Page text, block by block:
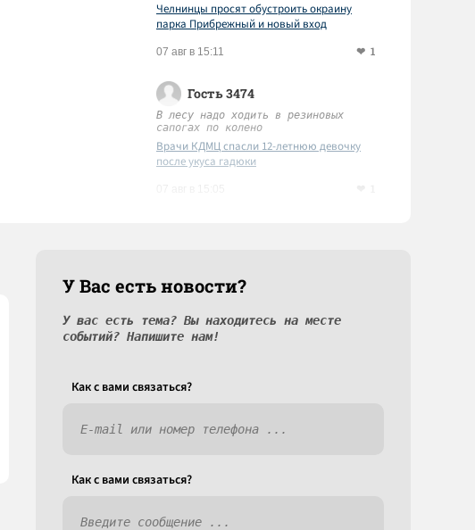
Челнинцы просят обустроить окраину
парка Прибрежный и новый вход
07 авг в 15:11 1
Гость 3474
В лесу надо ходить в резиновых
сапогах по колено
Врачи КДМЦ спасли 12-летнюю девочку
после укуса гадюки
У Вас есть новости?
У вас есть тема? Вы находитесь на месте
событий? Напишите нам!
Как c вами связаться?
Как c вами связаться?